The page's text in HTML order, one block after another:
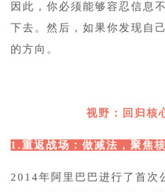
因此，你必须能够容忍信息
下去。然后，如果你发现自
的方向。
视野：回归核
1.重返战场：做减法，聚焦
2014年阿里巴巴进行了首次